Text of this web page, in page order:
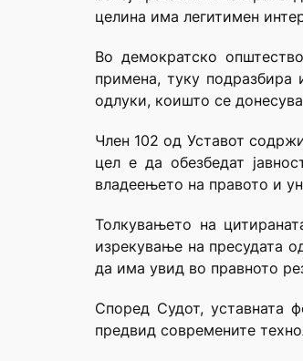
целина има легитимен
Во демократско
примена, туку
одлуки, коишто се
Член 102 од Уставот
цел е да обезбедат
владеењето на правото и
Толкувањето на
изрекување на пресудата
да има увид во правното
Според Судот, уставната
предвид современите